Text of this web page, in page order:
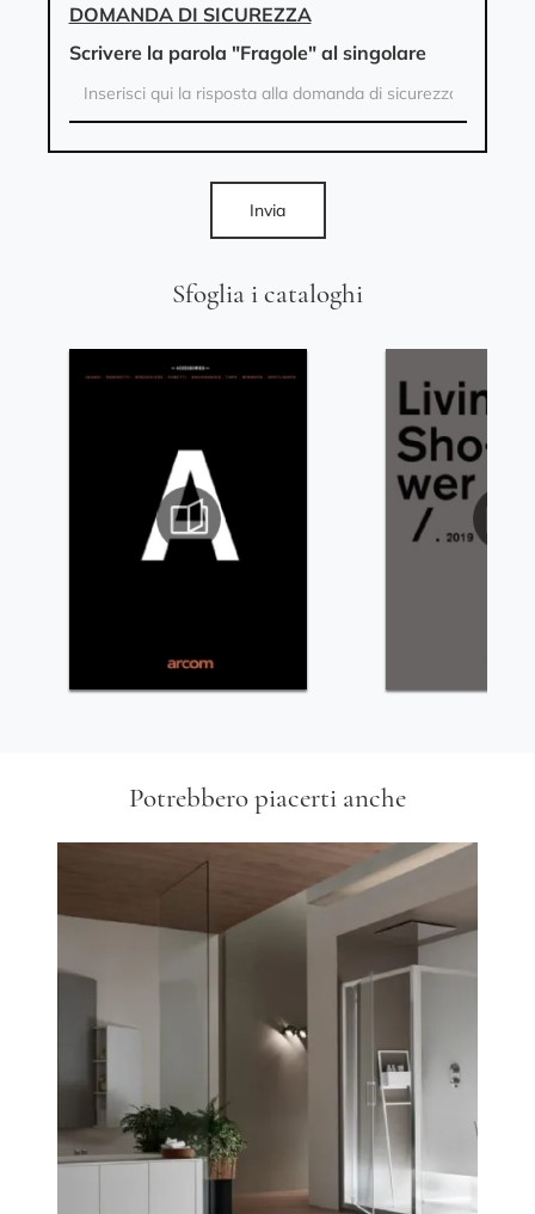
Sfoglia i cataloghi
DOMANDA DI SICUREZZA
Scrivere la parola "Fragole" al singolare
Invia
Potrebbero piacerti anche